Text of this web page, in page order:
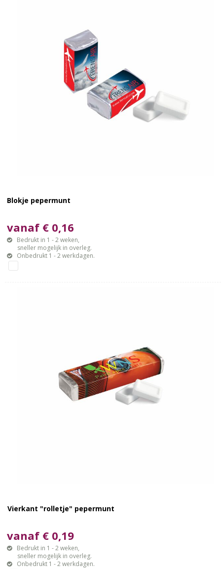
Blokje pepermunt
vanaf € 0,16
Bedrukt in 1 - 2 weken,
sneller mogelijk in overleg.
Onbedrukt 1 - 2 werkdagen.
Vierkant "rolletje" pepermunt
vanaf € 0,19
Bedrukt in 1 - 2 weken,
sneller mogelijk in overleg.
Onbedrukt 1 - 2 werkdagen.